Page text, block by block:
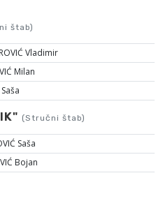
štab)
Vladimir
Milan
(Stručni štab)
Saša
Bojan